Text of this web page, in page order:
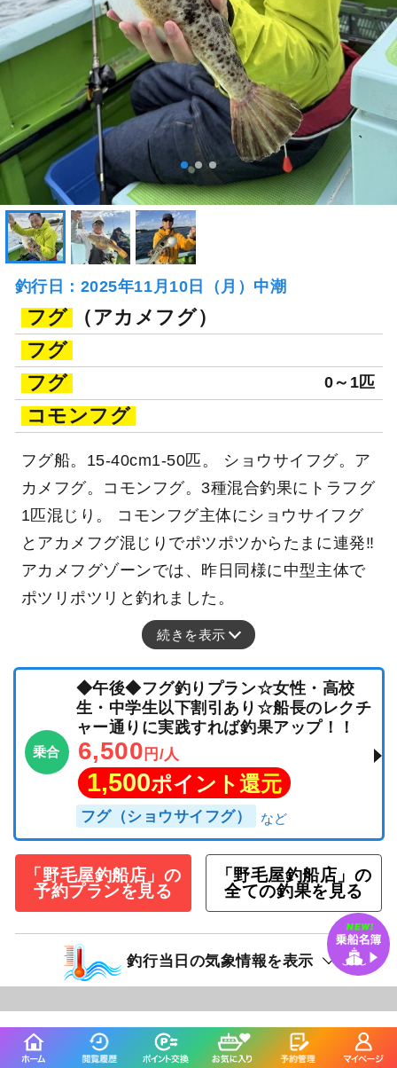
釣行日：2025年11月10日（月）中潮
フグ
（アカメフグ）
フグ
フグ
0～1匹
コモンフグ
フグ船。15-40cm1-50匹。 ショウサイフグ。ア
カメフグ。コモンフグ。3種混合釣果にトラフグ
1匹混じり。 コモンフグ主体にショウサイフグ
とアカメフグ混じりでポツポツからたまに連発‼
アカメフグゾーンでは、昨日同様に中型主体で
ポツリポツリと釣れました。
続きを表示
乗合
◆午後◆フグ釣りプラン☆女性・高校
生・中学生以下割引あり☆船長のレクチ
ャー通りに実践すれば釣果アップ！！
6,500 円/人
1,500ポイント還元
フグ（ショウサイフグ）
「野毛屋釣船店」の
予約プランを見る
「野毛屋釣船店」の
全ての釣果を見る
釣行当日の気象情報を表示